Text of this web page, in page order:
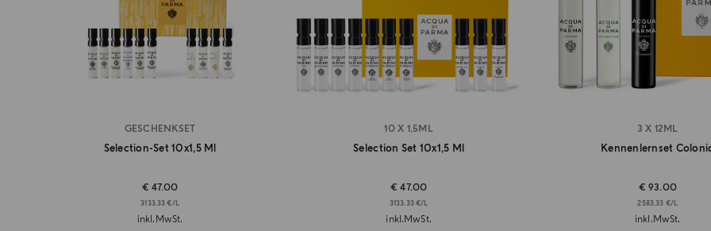
GESCHENKSET
Selection-Set 10x1,5 Ml
€ 47.00
3133.33 €/L
inkl.MwSt.
10 X 1,5ML
Selection Set 10x1,5 Ml
€ 47.00
3133.33 €/L
inkl.MwSt.
3 X 12ML
Kennenlernset
€ 93.00
2583.33 €/L
inkl.MwSt.